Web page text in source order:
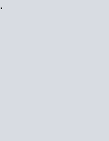
.